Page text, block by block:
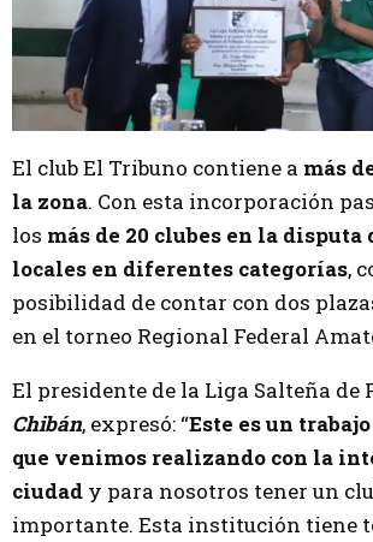
El club El Tribuno contiene a más
la zona. Con esta incorporación
los más de 20 clubes en la disputa
locales en diferentes categorías,
posibilidad de contar con dos
en el torneo Regional Federal
El presidente de la Liga Salteña de
Chibán, expresó: “Este es un
que venimos realizando con la
ciudad y para nosotros tener un
importante. Esta institución tiene